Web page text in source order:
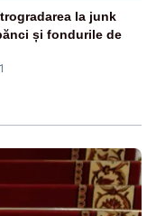
la junk
și fondurile de